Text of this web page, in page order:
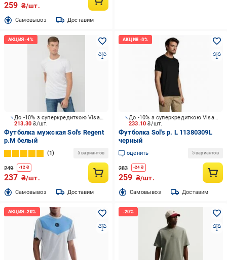
259 ₴/шт.
Cамовывоз Доставим
213.30₴/шт.
До -10% з суперкредиткою Visa Вигода
Футболка мужская Sol's Regent
р.M белый
1 5 вариантов
249 -12 ₴
237 ₴/шт.
Cамовывоз Доставим
233.10₴/шт.
До -10% з суперкредиткою Visa Вигода
Футболка Sol's р. L 11380309L
черный
оценить 5 вариантов
283 -24 ₴
259 ₴/шт.
Cамовывоз Доставим